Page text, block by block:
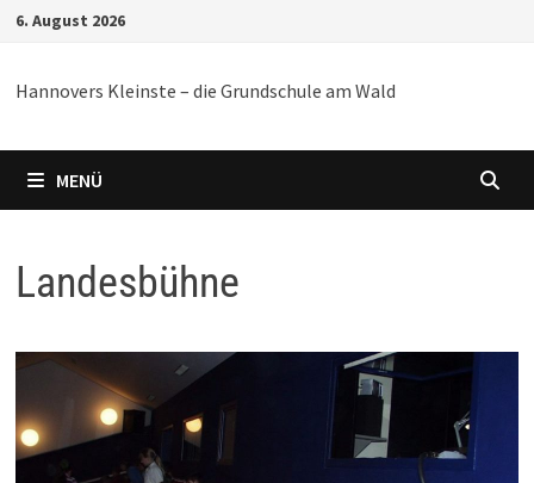
Zum
springen
6. August 2026
Hannovers Kleinste – die Grundschule am Wald
MENÜ
Landesbühne